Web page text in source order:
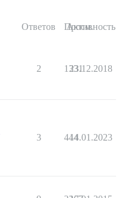
Ответов Просм.
Активность
2 1331
23.12.2018
3 444
14.01.2023